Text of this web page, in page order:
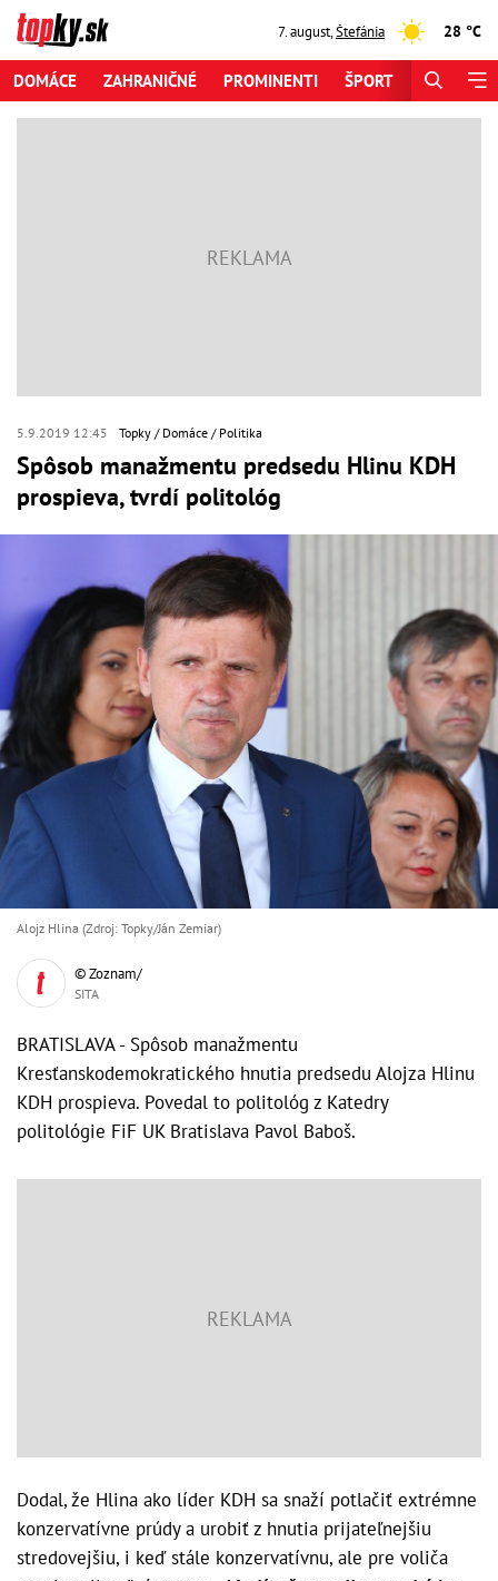
7. august,Štefánia 28 °C
DOMÁCE ZAHRANIČNÉ PROMINENTI ŠPORT
5.9.2019 12:45 Topky Domáce Politika
Spôsob manažmentu predsedu Hlinu KDH
prospieva, tvrdí politológ
Alojz Hlina (Zdroj: Topky/Ján Zemiar)
© Zoznam/
SITA
BRATISLAVA - Spôsob manažmentu
Kresťanskodemokratického hnutia predsedu Alojza Hlinu
KDH prospieva. Povedal to politológ z Katedry
politológie FiF UK Bratislava Pavol Baboš.
Dodal, že Hlina ako líder KDH sa snaží potlačiť extrémne
konzervatívne prúdy a urobiť z hnutia prijateľnejšiu
stredovejšiu, i keď stále konzervatívnu, ale pre voliča